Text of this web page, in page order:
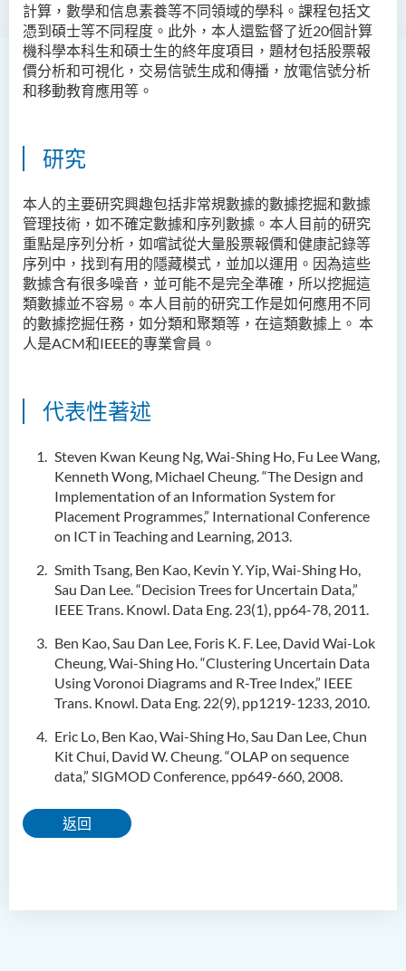
計算，數學和信息素養等不同領域的學科。課程包括文
憑到碩士等不同程度。此外，本人還監督了近20個計算
機科學本科生和碩士生的終年度項目，題材包括股票報
價分析和可視化，交易信號生成和傳播，放電信號分析
和移動教育應用等。
研究
本人的主要研究興趣包括非常規數據的數據挖掘和數據
管理技術，如不確定數據和序列數據。本人目前的研究
重點是序列分析，如嚐試從大量股票報價和健康記錄等
序列中，找到有用的隱藏模式，並加以運用。因為這些
數據含有很多噪音，並可能不是完全準確，所以挖掘這
類數據並不容易。本人目前的研究工作是如何應用不同
的數據挖掘任務，如分類和聚類等，在這類數據上。 本
人是ACM和IEEE的專業會員。
代表性著述
Steven Kwan Keung Ng, Wai-Shing Ho, Fu Lee Wang,
Kenneth Wong, Michael Cheung. “The Design and
Implementation of an Information System for
Placement Programmes,” International Conference
on ICT in Teaching and Learning, 2013.
Smith Tsang, Ben Kao, Kevin Y. Yip, Wai-Shing Ho,
Sau Dan Lee. “Decision Trees for Uncertain Data,”
IEEE Trans. Knowl. Data Eng. 23(1), pp64-78, 2011.
Ben Kao, Sau Dan Lee, Foris K. F. Lee, David Wai-Lok
Cheung, Wai-Shing Ho. “Clustering Uncertain Data
Using Voronoi Diagrams and R-Tree Index,” IEEE
Trans. Knowl. Data Eng. 22(9), pp1219-1233, 2010.
Eric Lo, Ben Kao, Wai-Shing Ho, Sau Dan Lee, Chun
Kit Chui, David W. Cheung. “OLAP on sequence
data,” SIGMOD Conference, pp649-660, 2008.
返回